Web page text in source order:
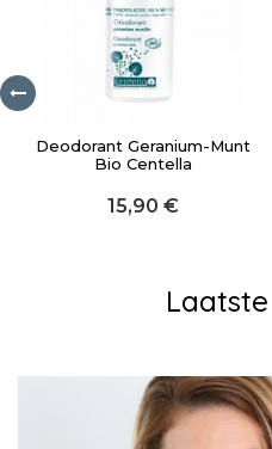
Deodorant Geranium-Munt
Bio Centella
15,90 €